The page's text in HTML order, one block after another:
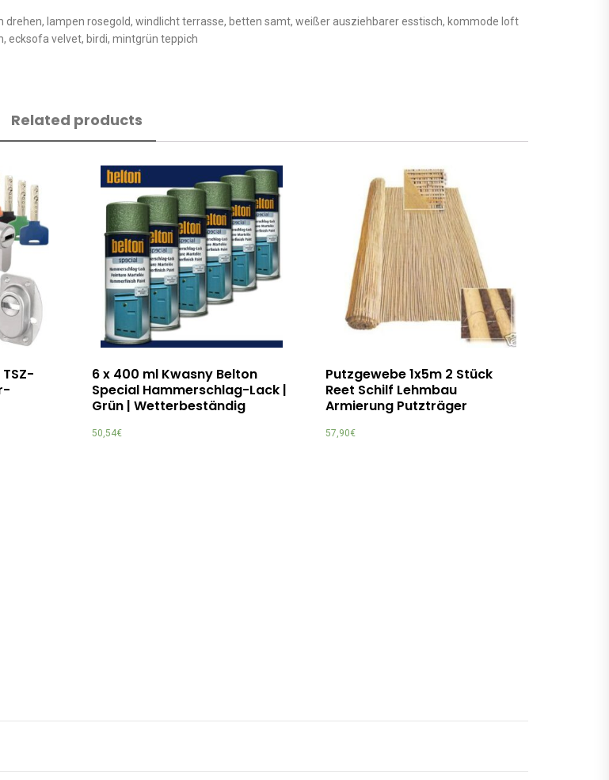
lampen rosegold, windlicht terrasse, betten samt, weißer ausziehbarer esstisch, kommode loft
ecksofa velvet, birdi, mintgrün teppich
Related products
6 x 400 ml Kwasny Belton
Special Hammerschlag-Lack |
Grün | Wetterbeständig
50,54€
Putzgewebe 1x5m 2 Stück
Reet Schilf Lehmbau
Armierung Putzträger
57,90€